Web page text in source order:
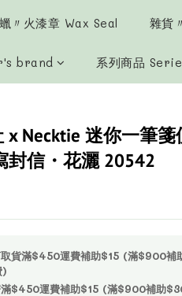
〃火漆章 Wax Seal 雜貨
brand 系列商品
x Necktie 迷你一筆箋
封信・花灑 20542
取貨滿$450運費補助$15 (滿$900補
)
滿$450運費補助$15 (滿$900補助